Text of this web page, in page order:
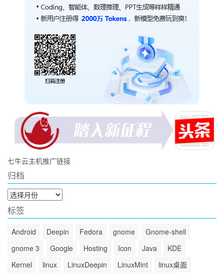
七牛云主机推广链接
归档
归
档
标签
Android Deepin Fedora gnome
Gnome-shell
gnome 3
Google Hosting Icon Java
KDE
Kernel
linux LinuxDeepin LinuxMint
linux桌面